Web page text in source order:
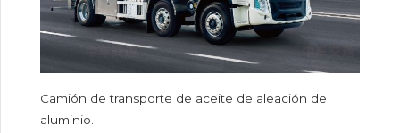
Camión de transporte de aceite de aleación de
aluminio.